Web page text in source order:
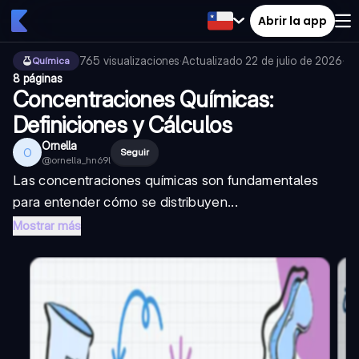
Abrir la app
Química 765 visualizaciones·Actualizado 22 de julio de 2026·
8 páginas
Concentraciones Químicas:
Definiciones y Cálculos
O Ornella
@ornella_hn69l
Seguir
Las concentraciones químicas son fundamentales
para entender cómo se distribuyen...
Mostrar más